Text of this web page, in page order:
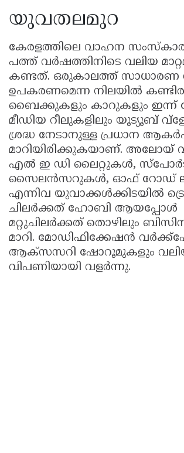
യുവതലമുറ
കേരളത്തിലെ വാഹന
പത്ത് വർഷത്തിനിടെ വലിയ
കണ്ടത്. ഒരുകാലത്ത് സാധാരണ
ഉപകരണമെന്ന നിലയിൽ
ബൈക്കുകളും കാറുകളും ഇന്ന്
മീഡിയ റീലുകളിലും യൂട്യൂബ്
ശ്രദ്ധ നേടാനുള്ള പ്രധാന
മാറിയിരിക്കുകയാണ്. അലോയ്
എൽ ഇ ഡി ലൈറ്റുകൾ,
സൈലൻസറുകൾ, ഓഫ് റോഡ്
എന്നിവ യുവാക്കൾക്കിടയിൽ
ചിലർക്കത് ഹോബി ആയപ്പോൾ
മറ്റുചിലർക്കത് തൊഴിലും
മാറി. മോഡിഫിക്കേഷൻ
ആക്സസറി ഷോറൂമുകളും
വിപണിയായി വളർന്നു.